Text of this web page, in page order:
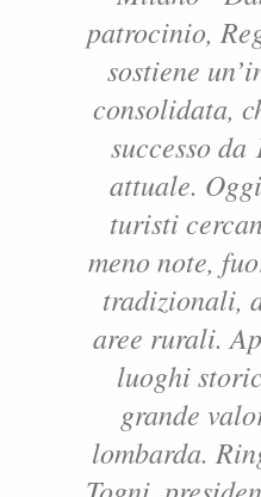
patrocinio,
sostiene
consolidata,
successo da
attuale.
turisti
meno note,
tradizionali,
aree rurali.
luoghi
grande
lombarda.